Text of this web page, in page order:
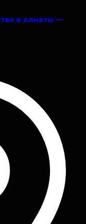
в Алматы —